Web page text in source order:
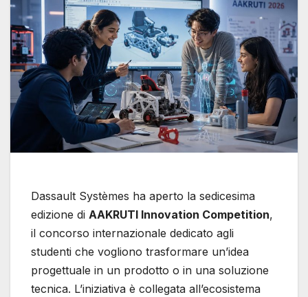
Dassault Systèmes ha aperto la sedicesima
edizione di AAKRUTI Innovation Competition,
il concorso internazionale dedicato agli
studenti che vogliono trasformare un’idea
progettuale in un prodotto o in una soluzione
tecnica. L’iniziativa è collegata all’ecosistema